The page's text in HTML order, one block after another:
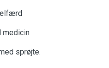
medicin
sprøjte.